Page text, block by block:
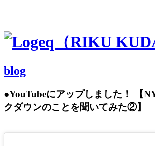
blog
●YouTubeにアップしました！ 【
クダウンのことを聞いてみた②】